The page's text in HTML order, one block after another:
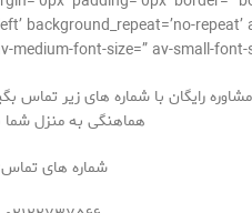
background_repeat=’no-
رایگان با شماره های زیر تماس
هماهنگی به منزل شما
شماره های